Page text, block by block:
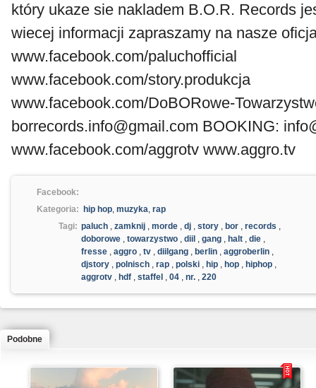
który ukaze sie nakladem B.O.R. Records
wiecej informacji zapraszamy na nasze
www.facebook.com/paluchofficial
www.facebook.com/story.produkcja
www.facebook.com/DoBORowe-
borrecords.info@gmail.com BOOKING:
www.facebook.com/aggrotv www.aggro.tv
Facebook:
Kategoria:
hip hop, muzyka, rap
Tagi: paluch , zamknij , morde , dj , story , bor , records ,
doborowe , towarzystwo , diil , gang , halt , die ,
fresse , aggro , tv , diilgang , berlin , aggroberlin ,
djstory , polnisch , rap , polski , hip , hop , hiphop ,
aggrotv , hdf , staffel , 04 , nr. , 220
Podobne